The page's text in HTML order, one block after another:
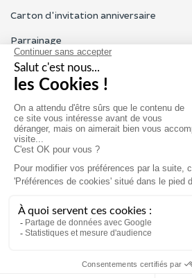
Carton d'invitation anniversaire
Parrainage
Tous les avis Funbooker
Particuliers, entreprises,
Notre service client est ouvert du lundi
Nous contacter
Mentions légales